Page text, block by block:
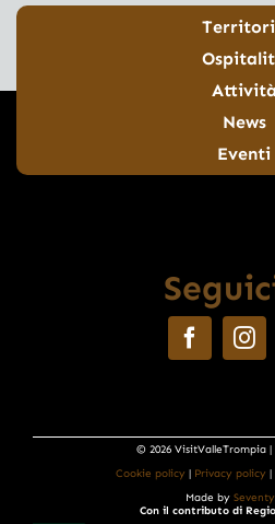
Attività
News
Eventi
© 2026 VisitValleTrompia
Cookie policy | Privacy policy |
Made by
Con il contributo di